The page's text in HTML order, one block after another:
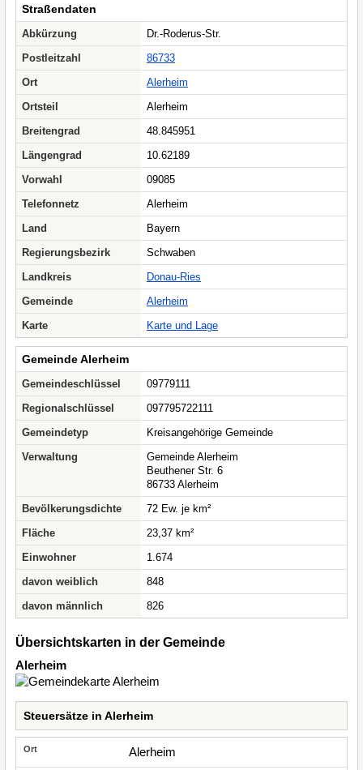
Straßendaten
Abkürzung
Dr.-Roderus-Str.
Postleitzahl
86733
Ort
Alerheim
Ortsteil
Alerheim
Breitengrad
48.845951
Längengrad
10.62189
Vorwahl
09085
Telefonnetz
Alerheim
Land
Bayern
Regierungsbezirk
Schwaben
Landkreis
Donau-Ries
Gemeinde
Alerheim
Karte
Karte und Lage
Gemeinde Alerheim
Gemeindeschlüssel
09779111
Regionalschlüssel
097795722111
Gemeindetyp
Kreisangehörige Gemeinde
Verwaltung
Gemeinde Alerheim
Beuthener Str. 6
86733 Alerheim
Bevölkerungsdichte
72 Ew. je km²
Fläche
23,37 km²
Einwohner
1.674
davon weiblich
848
davon männlich
826
Übersichtskarten in der Gemeinde
Alerheim
Steuersätze in Alerheim
Alerheim